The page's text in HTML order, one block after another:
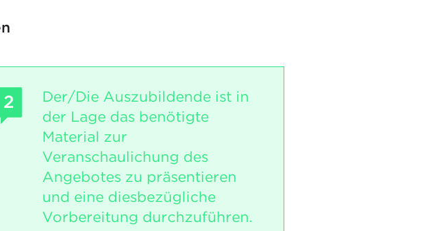
2
Der/Die Auszubildende ist in
der Lage das benötigte
Material zur
Veranschaulichung des
Angebotes zu präsentieren
und eine diesbezügliche
Vorbereitung durchzuführen.